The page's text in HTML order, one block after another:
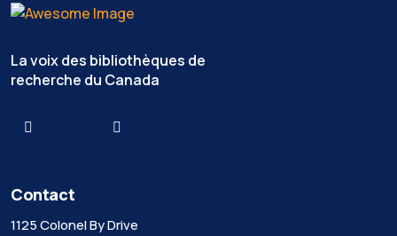
La voix des bibliothèques de
recherche du Canada
Contact
1125 Colonel By Drive